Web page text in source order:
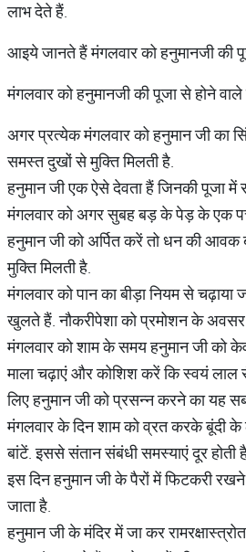
लाभ देते हैं.
आइये जानते हैं मंगलवार को हनुमानजी की
मंगलवार को हनुमानजी की पूजा से होने
अगर प्रत्येक मंगलवार को हनुमान जी का
समस्त दुखों से मुक्ति मिलती है.
हनुमान जी एक ऐसे देवता हैं जिनकी पूजा में
मंगलवार को अगर सुबह बड़ के पेड़ के एक
हनुमान जी को अर्पित करें तो धन की
मुक्ति मिलती है.
मंगलवार को पान का बीड़ा नियम से चढ़ाया
खुलते हैं. नौकरीपेशा को प्रमोशन के
मंगलवार को शाम के समय हनुमान जी को
माला चढ़ाएं और कोशिश करें कि स्वयं
लिए हनुमान जी को प्रसन्न करने का यह
मंगलवार के दिन शाम को व्रत करके बूंदी के
बांटें. इससे संतान संबंधी समस्याएं दूर होती
इस दिन हनुमान जी के पैरों में फिटकरी
जाता है.
हनुमान जी के मंदिर में जा कर